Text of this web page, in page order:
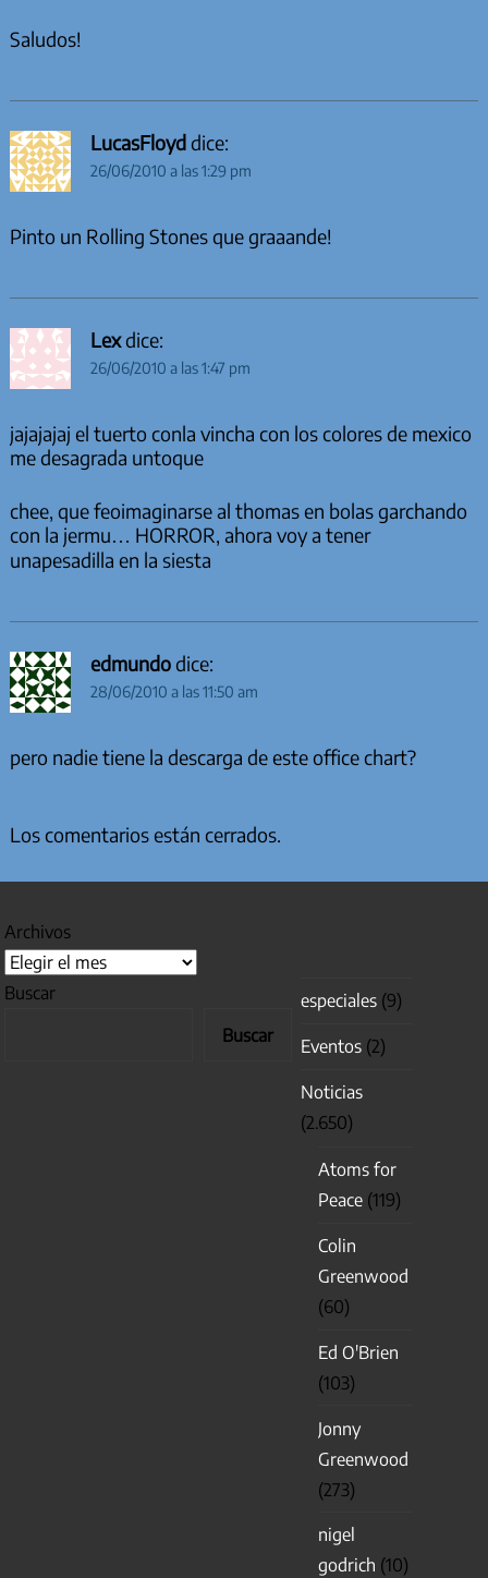
Saludos!
LucasFloyd dice:
26/06/2010 a las 1:29 pm
Pinto un Rolling Stones que graaande!
Lexdice:
26/06/2010 a las 1:47 pm
jajajajaj el tuerto conla vincha con los colores de mexico
me desagrada untoque
chee, que feoimaginarse al thomas en bolas garchando
con la jermu… HORROR, ahora voy a tener
unapesadilla en la siesta
edmundodice:
28/06/2010 a las 11:50 am
pero nadie tiene la descarga de este office chart?
Los comentarios están cerrados.
Archivos
Buscar
Buscar
especiales (9)
Eventos (2)
Noticias
(2.650)
Atoms for
Peace (119)
Colin
Greenwood
(60)
Ed O'Brien
(103)
Jonny
Greenwood
(273)
nigel
godrich (10)